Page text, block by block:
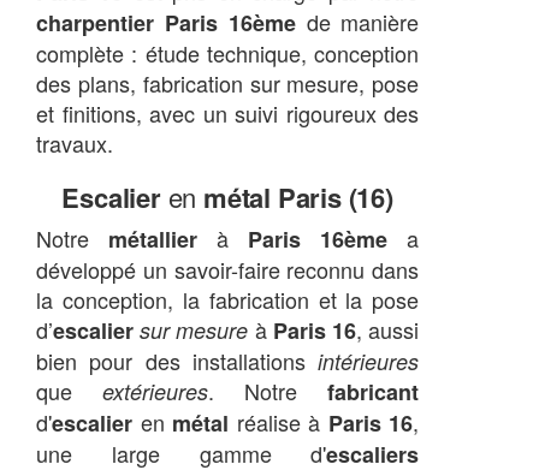
charpentier Paris 16èmede manière
complète : étude technique, conception
des plans, fabrication sur mesure, pose
et finitions, avec un suivi rigoureux des
travaux.
Escalieren métal Paris (16)
Notre métallier à Paris 16ème a
développé un savoir-faire reconnu dans
la conception, la fabrication et la pose
d’escalier sur mesure à Paris 16, aussi
bien pour des installationsintérieures
queextérieures. Notrefabricant
d'escalier en métal réalise à Paris 16,
une large gamme d'escaliers